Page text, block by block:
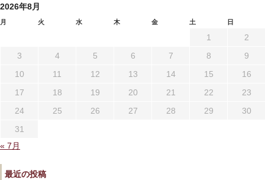
2026年8月
月 火 水 木 金 土 日
1
2
3
4 5 6 7 8
9
10
11 12 13 14 15
16
17
18 19 20 21 22
23
24
25 26 27 28 29
30
31
« 7月
最近の投稿